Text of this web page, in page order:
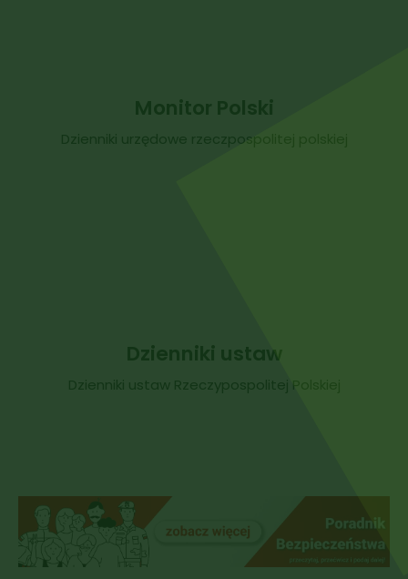
Monitor Polski
Dzienniki urzędowe rzeczpospolitej polskiej
Dzienniki ustaw
Dzienniki ustaw Rzeczypospolitej Polskiej